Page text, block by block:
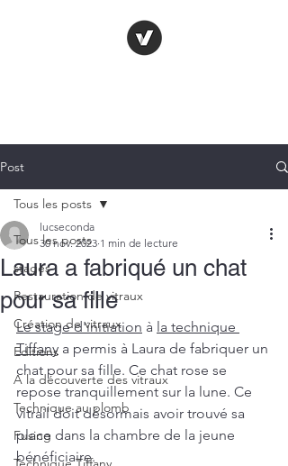
Post
Tous les posts
stages
Restauration de vitraux
Création de vitraux
Editions
A la découverte des vitraux
Technique au plomb
Fusing
Tous les posts
Laura a fabriqué un chat
pour sa fille
lucseconda
30 nov. 2023 1 min de lecture
Le stage d'initiation à la technique
Tiffany a permis à Laura de fabriquer un
chat pour sa fille. Ce chat rose se
repose tranquillement sur la lune. Ce
vitrail doit désormais avoir trouvé sa
place dans la chambre de la jeune
bénéficiaire.